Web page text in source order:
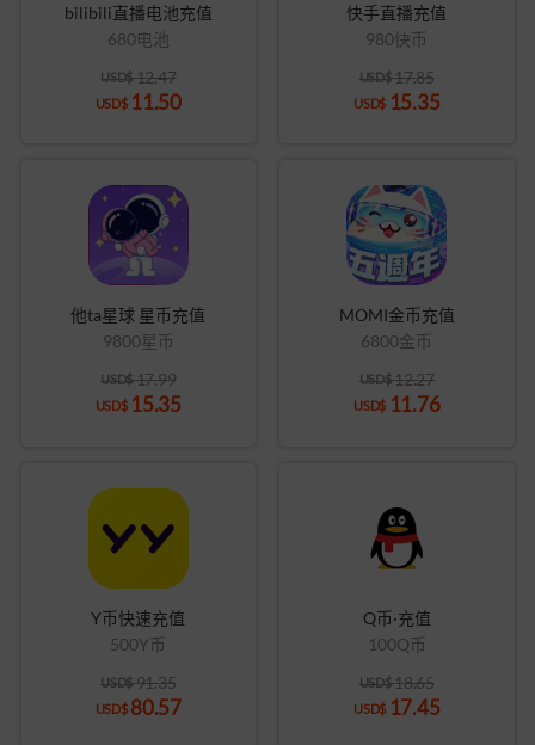
bilibili直播电池充值
680电池
USD$ 12.47
USD$ 11.50
快手直播充值
980快币
USD$ 17.85
USD$ 15.35
他ta星球 星币充值
9800星币
USD$ 17.99
USD$ 15.35
MOMI金币充值
6800金币
USD$ 12.27
USD$ 11.76
Y币快速充值
500Y币
USD$ 91.35
USD$ 80.57
Q币·充值
100Q币
USD$ 18.65
USD$ 17.45